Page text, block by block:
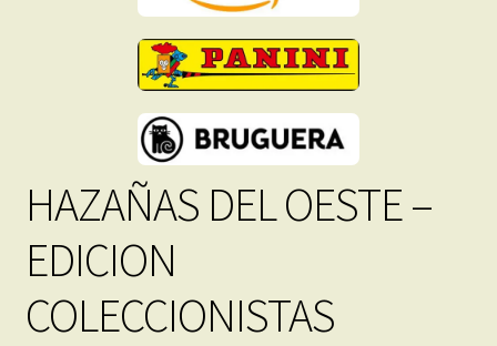
HAZAÑAS DEL OESTE –
EDICION
COLECCIONISTAS